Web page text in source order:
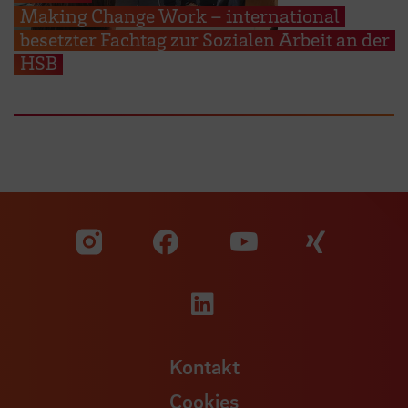
Making Change Work – international
besetzter Fachtag zur Sozialen Arbeit an der
HSB
Zu unserer Facebook
Zu
Zu unserer
Kontakt
Cookies